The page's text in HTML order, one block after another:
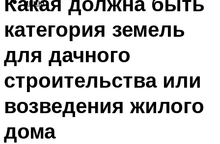
МЕНЮ
категория земель
для дачного
строительства или
возведения жилого
дома